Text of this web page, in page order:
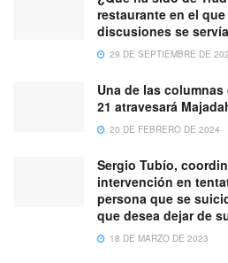
restaurante en el
discusiones se
29 DE SEPTIEMBRE DE
Una de las columnas
21 atravesará
20 DE FEBRERO DE 2024
Sergio Tubío,
intervención en
persona que se
que desea dejar de
18 DE MARZO DE 2023